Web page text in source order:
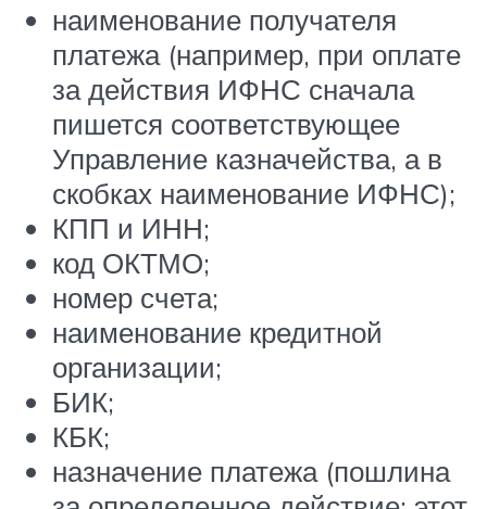
наименование получателя
платежа (например, при оплате
за действия ИФНС сначала
пишется соответствующее
Управление казначейства, а в
скобках наименование ИФНС);
КПП и ИНН;
код ОКТМО;
номер счета;
наименование кредитной
организации;
БИК;
КБК;
назначение платежа (пошлина